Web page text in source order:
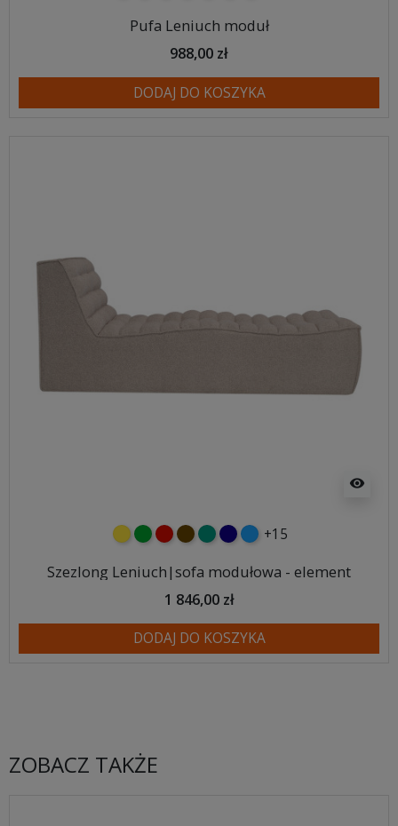
Pufa Leniuch moduł
988,00 zł
DODAJ DO KOSZYKA
visibility
żółtyzielonyczerwony
czekoladowy
turkusowy
granatowy
niebieski
+15
Szezlong Leniuch|sofa modułowa - element
1 846,00 zł
DODAJ DO KOSZYKA
ZOBACZ TAKŻE